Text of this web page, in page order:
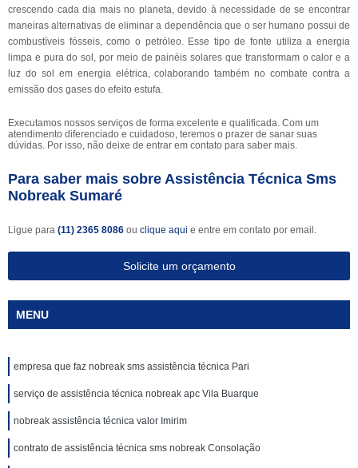
crescendo cada dia mais no planeta, devido à necessidade de se encontrar
maneiras alternativas de eliminar a dependência que o ser humano possui de
combustíveis fósseis, como o petróleo. Esse tipo de fonte utiliza a energia
limpa e pura do sol, por meio de painéis solares que transformam o calor e a
luz do sol em energia elétrica, colaborando também no combate contra a
emissão dos gases do efeito estufa.
Executamos nossos serviços de forma excelente e qualificada. Com um
atendimento diferenciado e cuidadoso, teremos o prazer de sanar suas
dúvidas. Por isso, não deixe de entrar em contato para saber mais.
Para saber mais sobre Assistência Técnica Sms
Nobreak Sumaré
Ligue para (11) 2365 8086 ou clique aqui e entre em contato por email.
Solicite um orçamento
MENU
empresa que faz nobreak sms assistência técnica Pari
serviço de assistência técnica nobreak apc Vila Buarque
nobreak assistência técnica valor Imirim
contrato de assistência técnica sms nobreak Consolação